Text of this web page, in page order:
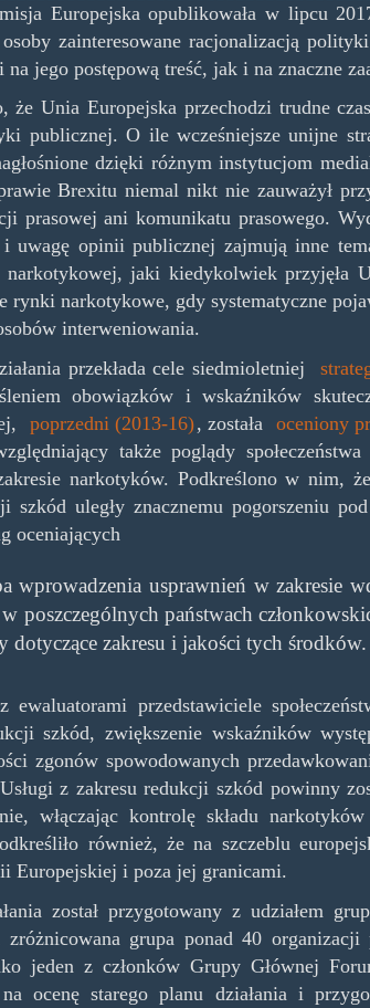
Europejska opublikowała w lipcu
zainteresowane racjonalizacją
jego postępową treść, jak i na znaczne
że Unia Europejska przechodzi trudne
publicznej. O ile wcześniejsze unijne
dzięki różnym instytucjom
Brexitu niemal nikt nie zauważył
prasowej ani komunikatu prasowego.
uwagę opinii publicznej zajmują inne
jaki kiedykolwiek przyjęła
rynki narkotykowe, gdy systematyczne
interweniowania.
przekłada cele siedmioletniej
obowiązków i wskaźników
poprzedni (2013-16), została oceniony
także poglądy
narkotyków. Podkreślono w nim,
szkód uległy znacznemu pogorszeniu
oceniających
wprowadzenia usprawnień w zakresie
poszczególnych państwach
dotyczące zakresu i jakości tych środków.
ewaluatorami przedstawiciele
szkód, zwiększenie wskaźników
zgonów spowodowanych
z zakresu redukcji szkód powinny
włączając kontrolę składu
również, że na szczeblu
Europejskiej i poza jej granicami.
został przygotowany z udziałem
grupa ponad 40
jeden z członków Grupy Głównej
na ocenę starego planu działania i